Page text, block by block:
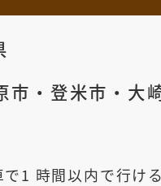
市 ・ 登米市 ・ 大
で1 時間以内で行け